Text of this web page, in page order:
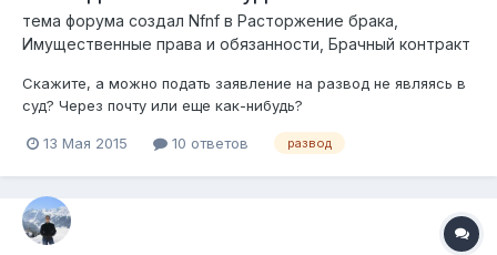
тема форума создал Nfnf в Расторжение брака,
Имущественные права и обязанности, Брачный контракт
Скажите, а можно подать заявление на развод не являясь в
суд? Через почту или еще как-нибудь?
13 Мая 2015 10 ответов развод